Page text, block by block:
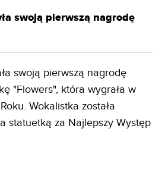
swoją pierwszą nagrodę
swoją pierwszą nagrodę
"Flowers", która wygrała w
Wokalistka została
statuetką za Najlepszy Występ